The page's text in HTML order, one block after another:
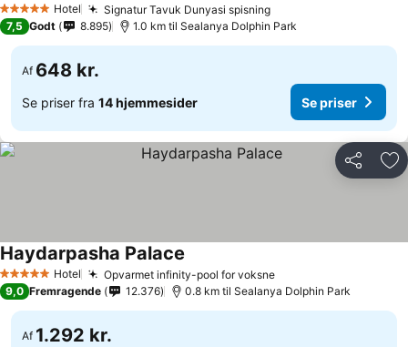
5 Stjerner Hotel Signatur Tavuk Dunyasi spisning
7,5 Godt 8.895 1.0 km til Sealanya Dolphin Park
Af 648 kr.
Se priser fra 14 hjemmesider Se priser
Del
5 Stjerner Hotel Opvarmet infinity-pool for voksne
Haydarpasha Palace
9,0 Fremragende 12.376 0.8 km til Sealanya Dolphin Park
Af 1.292 kr.